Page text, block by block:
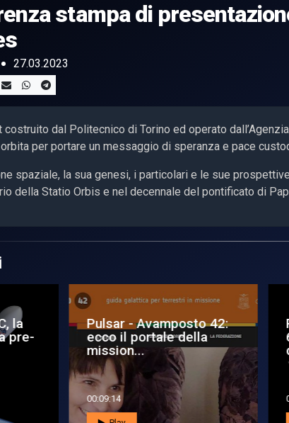
stampa di
27.03.2023
costruito dal Politecnico di Torino ed operato
per portare un messaggio di speranza e pace
spaziale, la sua genesi, i particolari e le sue
della Statio Orbis e nel decennale del pontificato di
- Avamposto 42:
portale della
Rosetta in rotta
67P, la sfida più
dell...
00:03:20